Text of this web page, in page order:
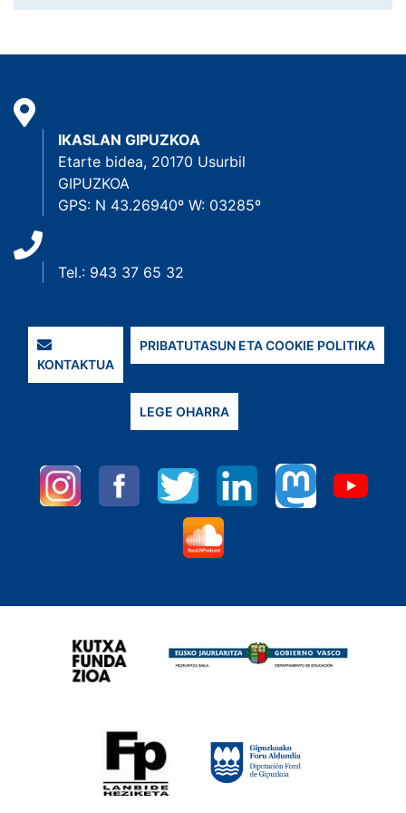
IKASLAN GIPUZKOA
Etarte bidea, 20170 Usurbil
GIPUZKOA
GPS: N 43.26940º W: 03285º
Tel.: 943 37 65 32
KONTAKTUA
PRIBATUTASUN ETA COOKIE POLITIKA
LEGE OHARRA